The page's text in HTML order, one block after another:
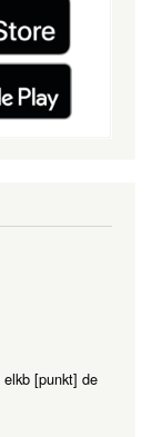
elkb [punkt] de